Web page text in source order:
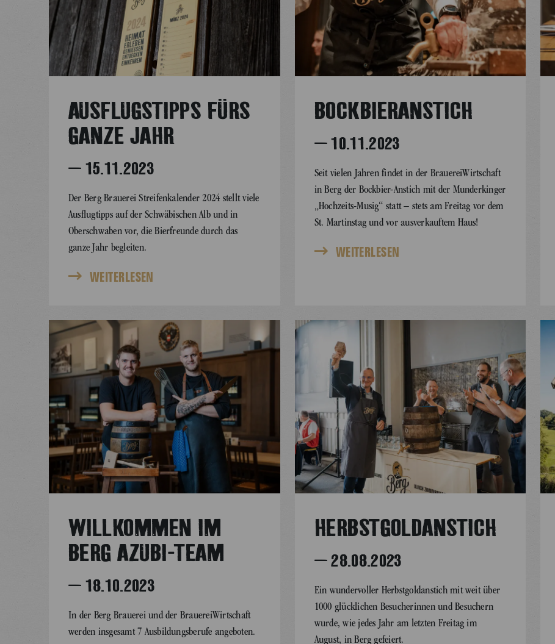
AUSFLUGSTIPPS FÜRS
GANZE JAHR
– 15.11.2023
Der Berg Brauerei Streifenkalender 2024 stellt viele
Ausflugtipps auf der Schwäbischen Alb und in
Oberschwaben vor, die Bierfreunde durch das
ganze Jahr begleiten.
WEITERLESEN
BOCKBIERANSTICH
– 10.11.2023
Seit vielen Jahren findet in der BrauereiWirtschaft
in Berg der Bockbier-Anstich mit der Munderkinger
„Hochzeits-Musig“ statt – stets am Freitag vor dem
St. Martinstag und vor ausverkauftem Haus!
WEITERLESEN
WILLKOMMEN IM
BERG AZUBI-TEAM
– 18.10.2023
In der Berg Brauerei und der BrauereiWirtschaft
werden insgesamt 7 Ausbildungsberufe angeboten.
HERBSTGOLDANSTICH
– 28.08.2023
Ein wundervoller Herbstgoldanstich mit weit über
1000 glücklichen Besucherinnen und Besuchern
wurde, wie jedes Jahr am letzten Freitag im
August, in Berg gefeiert.